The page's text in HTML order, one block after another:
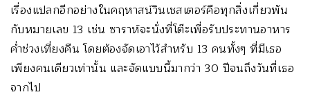
เรื่องแปลกอีกอย่างในคฤหาสน์วินเชสเตอร์คือทุกสิ่งเกี่ยวพัน
กับหมายเลข 13 เช่น ซาราห์จะนั่งที่โต๊ะเพื่อรับประทานอาหาร
ค่ำช่วงเที่ยงคืน โดยต้องจัดเอาไว้สำหรับ 13 คนทั้งๆ ที่มีเธอ
เพียงคนเดียวเท่านั้น และจัดแบบนี้มากว่า 30 ปีจนถึงวันที่เธอ
จากไป